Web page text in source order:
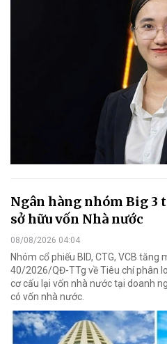
Ngân hàng nhóm Big 3
sở hữu vốn Nhà nước
08/08/2026 04:04
Nhóm cổ phiếu BID, CTG, VCB tăng
40/2026/QĐ-TTg về Tiêu chí phân
cơ cấu lại vốn nhà nước tại doanh
có vốn nhà nước.